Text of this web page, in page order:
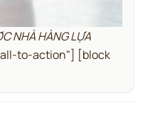
NHÀ HÀNG LỰA
to-action"] [block